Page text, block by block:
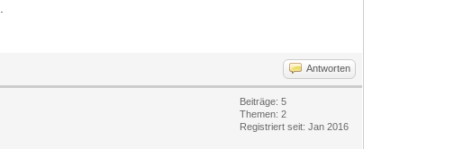
Antworten
Beiträge: 5
Themen: 2
Registriert seit: Jan 2016